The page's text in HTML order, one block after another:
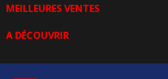
MEILLEURES VENTES
A DÉCOUVRIR